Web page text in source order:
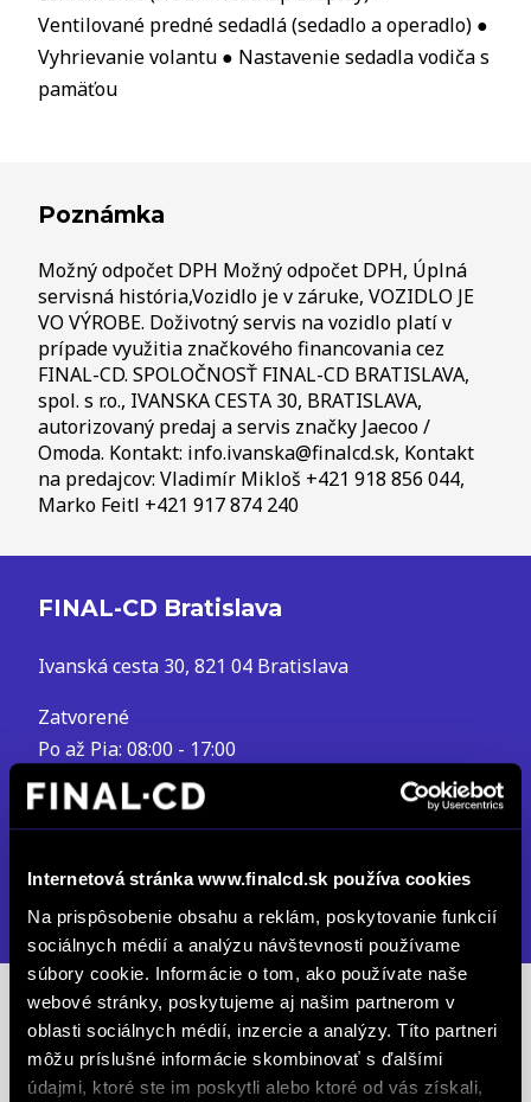
Internetová stránka www.finalcd.sk používa cookies
Na prispôsobenie obsahu a reklám, poskytovanie funkcií
sociálnych médií a analýzu návštevnosti používame
súbory cookie. Informácie o tom, ako používate naše
webové stránky, poskytujeme aj našim partnerom v
oblasti sociálnych médií, inzercie a analýzy. Títo partneri
môžu príslušné informácie skombinovať s ďalšími
údajmi, ktoré ste im poskytli alebo ktoré od vás získali,
Ventilované predné sedadlá (sedadlo a operadlo) ●
Vyhrievanie volantu ● Nastavenie sedadla vodiča s
pamäťou
Poznámka
Možný odpočet DPH Možný odpočet DPH, Úplná
servisná história,Vozidlo je v záruke, VOZIDLO JE
VO VÝROBE. Doživotný servis na vozidlo platí v
prípade využitia značkového financovania cez
FINAL-CD. SPOLOČNOSŤ FINAL-CD BRATISLAVA,
spol. s r.o., IVANSKA CESTA 30, BRATISLAVA,
autorizovaný predaj a servis značky Jaecoo /
Omoda. Kontakt: info.ivanska@finalcd.sk, Kontakt
na predajcov: Vladimír Mikloš +421 918 856 044,
Marko Feitl +421 917 874 240
FINAL-CD Bratislava
Ivanská cesta 30, 821 04 Bratislava
Zatvorené
Po až Pia: 08:00 - 17:00
So: 08:00 - 12:00
info.ivanska@finalcd.sk
DETAIL PREVÁDZKY
Predajcovia